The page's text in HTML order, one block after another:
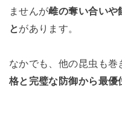
ませんが雌の奪い合いや
とがあります。
なかでも、他の昆虫も巻
格と完璧な防御から最優